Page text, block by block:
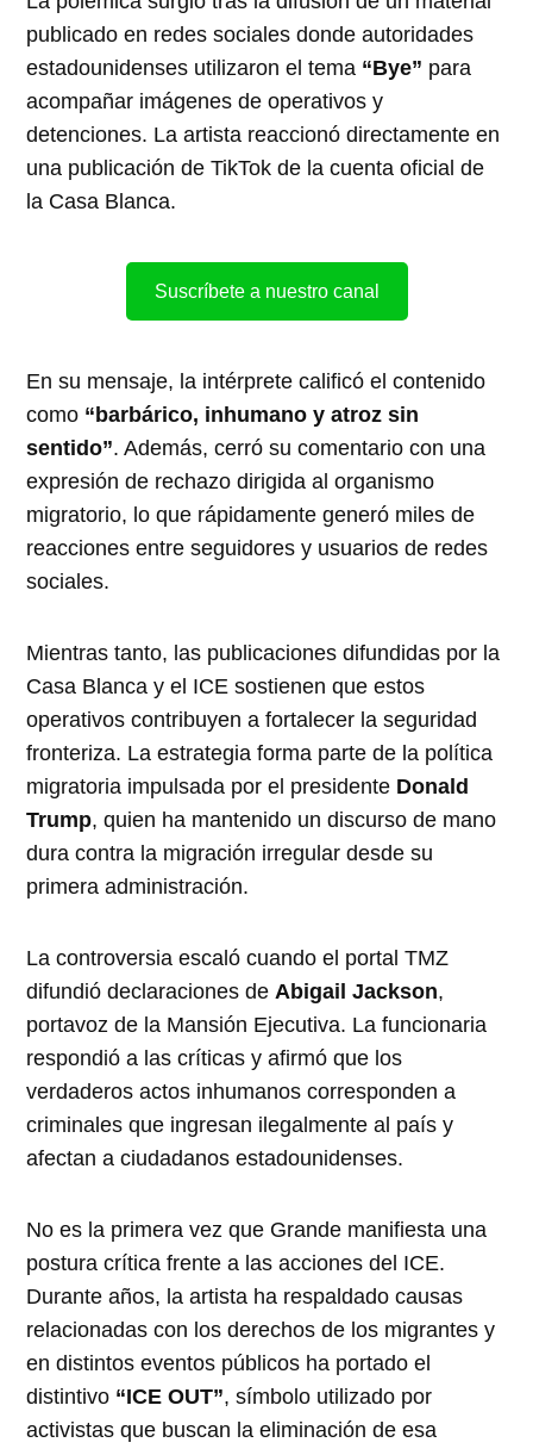
publicado en redes sociales donde autoridades
estadounidenses utilizaron el tema “Bye” para
acompañar imágenes de operativos y
detenciones. La artista reaccionó directamente en
una publicación de TikTok de la cuenta oficial de
la Casa Blanca.
Suscríbete a nuestro canal
En su mensaje, la intérprete calificó el contenido
como “barbárico, inhumano y atroz sin
sentido”. Además, cerró su comentario con una
expresión de rechazo dirigida al organismo
migratorio, lo que rápidamente generó miles de
reacciones entre seguidores y usuarios de redes
sociales.
Mientras tanto, las publicaciones difundidas por la
Casa Blanca y el ICE sostienen que estos
operativos contribuyen a fortalecer la seguridad
fronteriza. La estrategia forma parte de la política
migratoria impulsada por el presidente Donald
Trump, quien ha mantenido un discurso de mano
dura contra la migración irregular desde su
primera administración.
La controversia escaló cuando el portal TMZ
difundió declaraciones de Abigail Jackson,
portavoz de la Mansión Ejecutiva. La funcionaria
respondió a las críticas y afirmó que los
verdaderos actos inhumanos corresponden a
criminales que ingresan ilegalmente al país y
afectan a ciudadanos estadounidenses.
No es la primera vez que Grande manifiesta una
postura crítica frente a las acciones del ICE.
Durante años, la artista ha respaldado causas
relacionadas con los derechos de los migrantes y
en distintos eventos públicos ha portado el
distintivo “ICE OUT”, símbolo utilizado por
activistas que buscan la eliminación de esa